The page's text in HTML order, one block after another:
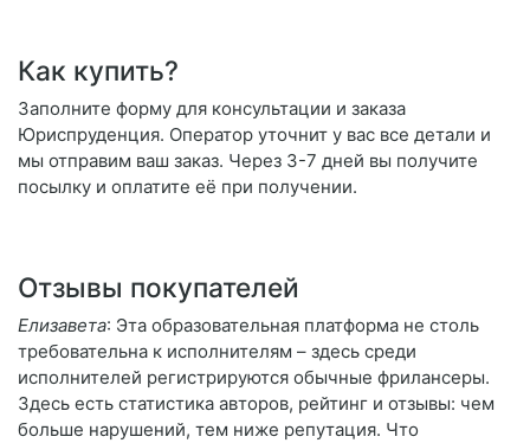
Как купить?
Заполните форму для консультации и заказа
Юриспруденция. Оператор уточнит у вас все детали и
мы отправим ваш заказ. Через 3-7 дней вы получите
посылку и оплатите её при получении.
Отзывы покупателей
Елизавета: Эта образовательная платформа не столь
требовательна к исполнителям – здесь среди
исполнителей регистрируются обычные фрилансеры.
Здесь есть статистика авторов, рейтинг и отзывы: чем
больше нарушений, тем ниже репутация. Что